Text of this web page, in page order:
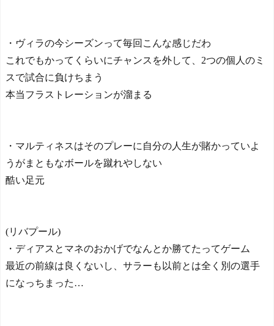
・ヴィラの今シーズンって毎回こんな感じだわ
これでもかってくらいにチャンスを外して、2つの個人のミ
スで試合に負けちまう
本当フラストレーションが溜まる
・マルティネスはそのプレーに自分の人生が賭かっていよ
うがまともなボールを蹴れやしない
酷い足元
(リバプール)
・ディアスとマネのおかげでなんとか勝てたってゲーム
最近の前線は良くないし、サラーも以前とは全く別の選手
になっちまった…